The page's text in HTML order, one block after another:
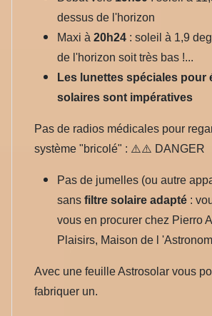
dessus de l'horizon
Maxi à 20h24 : soleil à 1,9
de l'horizon soit très bas !...
Les lunettes spéciales pour
solaires sont impératives
Pas de radios médicales pour
système "bricolé" : ⚠️⚠️ DANGER
Pas de jumelles (ou autre
sans filtre solaire adapté :
vous en procurer chez Pierro
Plaisirs, Maison de l
Avec une feuille Astrosolar vous
fabriquer un.